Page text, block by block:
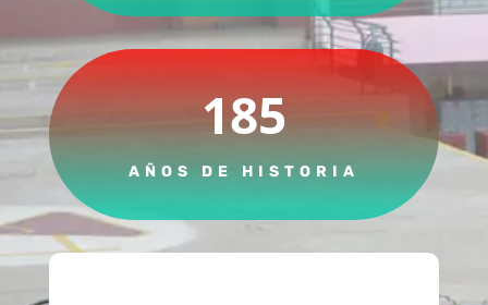
185
AÑOS DE HISTORIA